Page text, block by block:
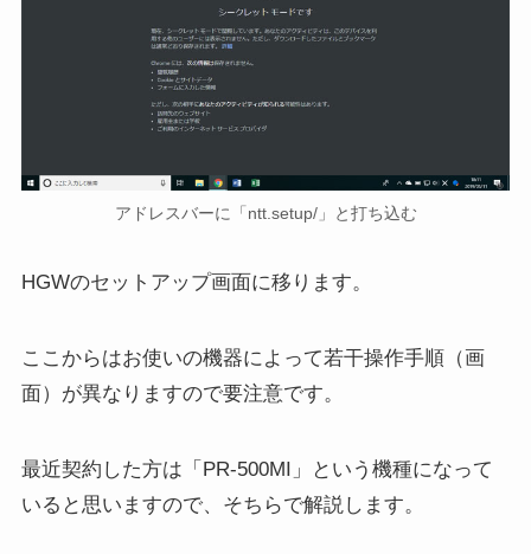
アドレスバーに「ntt.setup/」と打ち込む
HGWのセットアップ画面に移ります。
ここからはお使いの機器によって若干操作手順（画
面）が異なりますので要注意です。
最近契約した方は「PR-500MI」という機種になって
いると思いますので、そちらで解説します。